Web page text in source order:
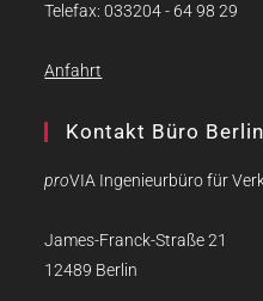
Telefax: 033204 - 64 98 29
Anfahrt
Kontakt Büro Berlin
proVIA Ingenieurbüro für
James-Franck-Straße 21
12489 Berlin